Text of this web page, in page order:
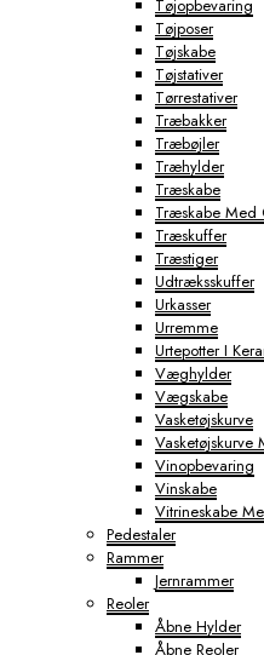
Tøjopbevaring
Tøjposer
Tøjskabe
Tøjstativer
Tørrestativer
Træbakker
Træbøjler
Træhylder
Træskabe
Træskabe Med
Træskuffer
Træstiger
Udtræksskuffer
Urkasser
Urremme
Urtepotter I
Væghylder
Vægskabe
Vasketøjskurve
Vasketøjskurve
Vinopbevaring
Vinskabe
Vitrineskabe
Pedestaler
Rammer
Jernrammer
Reoler
Åbne Hylder
Åbne Reoler